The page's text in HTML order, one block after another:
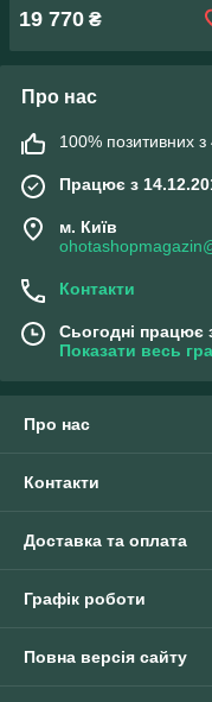
19 770 ₴
Про нас
100% позитивних з
Працює з
м. Київ
Контакти
Сьогодні працює
Показати весь
Про нас
Контакти
Доставка та оплата
Графік роботи
Повна версія сайту